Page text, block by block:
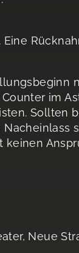
im
Sollten
Neue